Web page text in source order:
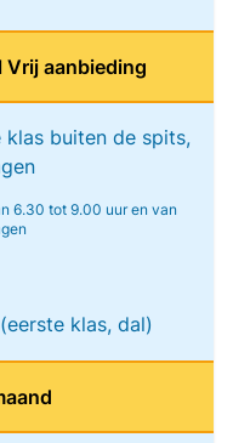
Vrij aanbieding
klas buiten de spits,
6.30 tot 9.00 uur en van
(eerste klas, dal)